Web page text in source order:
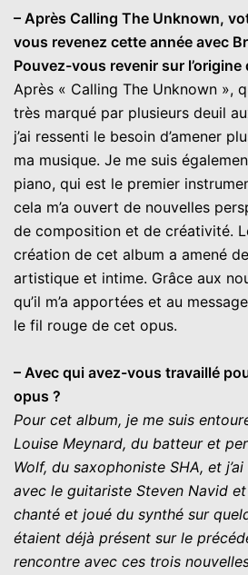
– Après Calling The Unknown,
vous revenez cette année avec
Pouvez-vous revenir sur l’origine
Après « Calling The Unknown »,
très marqué par plusieurs deuil
j’ai ressenti le besoin d’amener
ma musique. Je me suis
piano, qui est le premier
cela m’a ouvert de nouvelles
de composition et de créativité.
création de cet album a amené
artistique et intime. Grâce aux
qu’il m’a apportées et au
le fil rouge de cet opus.
– Avec qui avez-vous travaillé
opus ?
Pour cet album, je me suis
Louise Meynard, du batteur et
Wolf, du saxophoniste SHA, et
avec le guitariste Steven Navid
chanté et joué du synthé sur
étaient déjà présent sur le
rencontre avec ces trois